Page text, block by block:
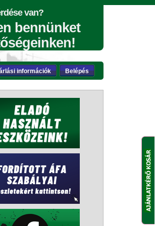
van?
bennünket
információk Belépés